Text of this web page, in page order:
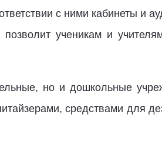
с ними кабинеты и
ученикам и
но и дошкольные
средствами для